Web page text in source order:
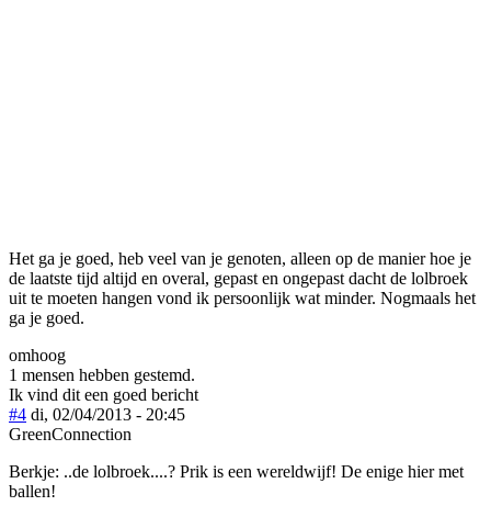
Het ga je goed, heb veel van je genoten, alleen op de manier hoe je
de laatste tijd altijd en overal, gepast en ongepast dacht de lolbroek
uit te moeten hangen vond ik persoonlijk wat minder. Nogmaals het
ga je goed.
omhoog
1 mensen hebben gestemd.
Ik vind dit een goed bericht
#4 di, 02/04/2013 - 20:45
GreenConnection
Berkje: ..de lolbroek....? Prik is een wereldwijf! De enige hier met
ballen!